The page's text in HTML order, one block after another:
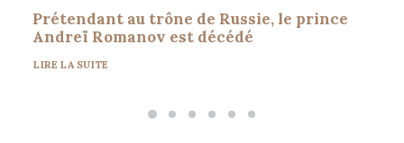
Prétendant au trône de Russie, le prince
Andreï Romanov est décédé
LIRE LA SUITE